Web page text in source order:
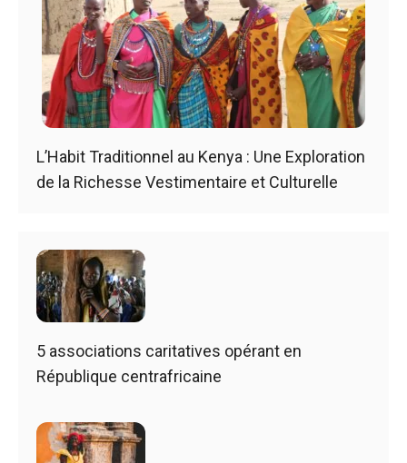
L’Habit Traditionnel au Kenya : Une Exploration
de la Richesse Vestimentaire et Culturelle
5 associations caritatives opérant en
République centrafricaine